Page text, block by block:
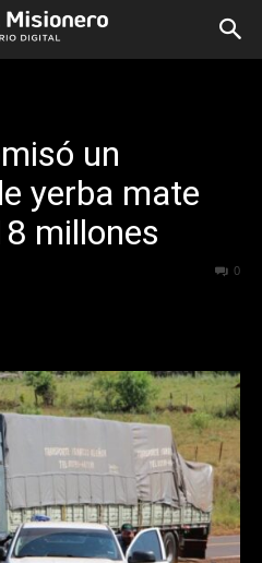
un
yerba mate
millones
0